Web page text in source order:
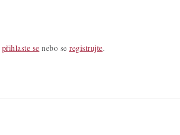
přihlaste se nebo se registrujte.